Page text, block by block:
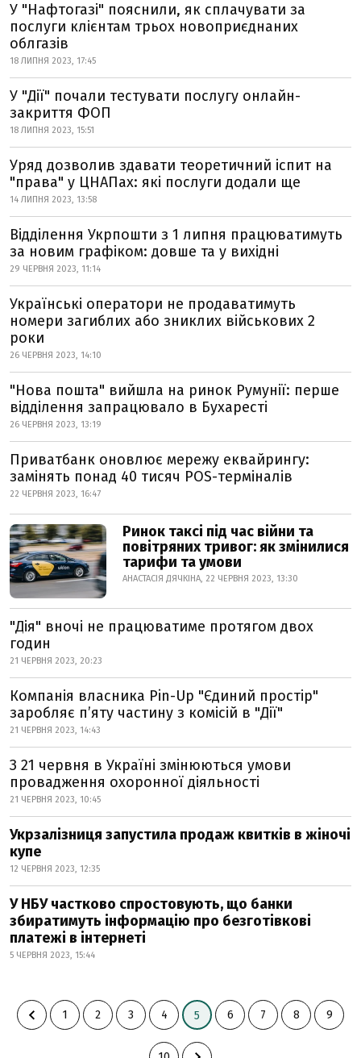
У "Нафтогазі" пояснили, як сплачувати за
послуги клієнтам трьох новоприєднаних
облгазів
18 ЛИПНЯ 2023, 17:45
У "Дії" почали тестувати послугу онлайн-
закриття ФОП
18 ЛИПНЯ 2023, 15:51
Уряд дозволив здавати теоретичний іспит на
"права" у ЦНАПах: які послуги додали ще
14 ЛИПНЯ 2023, 13:58
Відділення Укрпошти з 1 липня працюватимуть
за новим графіком: довше та у вихідні
29 ЧЕРВНЯ 2023, 11:14
Українські оператори не продаватимуть
номери загиблих або зниклих військових 2
роки
26 ЧЕРВНЯ 2023, 14:10
"Нова пошта" вийшла на ринок Румунії: перше
відділення запрацювало в Бухаресті
26 ЧЕРВНЯ 2023, 13:19
Приватбанк оновлює мережу еквайрингу:
замінять понад 40 тисяч POS-терміналів
22 ЧЕРВНЯ 2023, 16:47
Ринок таксі під час війни та
повітряних тривог: як змінилися
тарифи та умови
АНАСТАСІЯ ДЯЧКІНА, 22 ЧЕРВНЯ 2023, 13:30
"Дія" вночі не працюватиме протягом двох
годин
21 ЧЕРВНЯ 2023, 20:23
Компанія власника Pin-Up "Єдиний простір"
заробляє п’яту частину з комісій в "Дії"
21 ЧЕРВНЯ 2023, 14:43
З 21 червня в Україні змінюються умови
провадження охоронної діяльності
21 ЧЕРВНЯ 2023, 10:45
Укрзалізниця запустила продаж квитків в жіночі
купе
12 ЧЕРВНЯ 2023, 12:35
У НБУ частково спростовують, що банки
збиратимуть інформацію про безготівкові
платежі в інтернеті
5 ЧЕРВНЯ 2023, 15:44
1 2 3 4 5 6 7 8 9